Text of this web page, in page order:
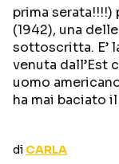
Categorie
NOTIZIE
CURIOSITÀ
prima serata!!!!)
(1942), una
sottoscritta. E’
venuta dall’Est
uomo
ha mai baciato
di CARLA